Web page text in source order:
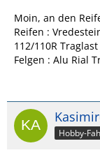
Moin, an den
Reifen :
112/110R
Felgen : Alu Rial
Hobby-